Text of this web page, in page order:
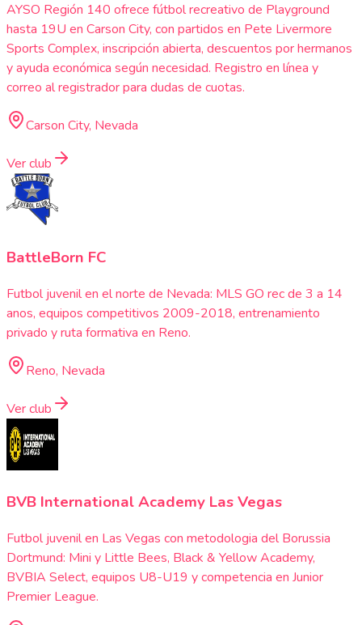
AYSO Región 140 ofrece fútbol recreativo de Playground
hasta 19U en Carson City, con partidos en Pete Livermore
Sports Complex, inscripción abierta, descuentos por hermanos
y ayuda económica según necesidad. Registro en línea y
correo al registrador para dudas de cuotas.
Carson City, Nevada
Ver club
BattleBorn FC
Futbol juvenil en el norte de Nevada: MLS GO rec de 3 a 14
anos, equipos competitivos 2009-2018, entrenamiento
privado y ruta formativa en Reno.
Reno, Nevada
Ver club
BVB International Academy Las Vegas
Futbol juvenil en Las Vegas con metodologia del Borussia
Dortmund: Mini y Little Bees, Black & Yellow Academy,
BVBIA Select, equipos U8-U19 y competencia en Junior
Premier League.